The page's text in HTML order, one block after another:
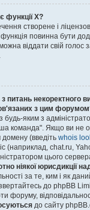
функції X?
створене і
повинна бути
віддати свій голос
питань некоректного
з цим
яким з
команда". Якщо ви не
домену (введіть whois
(наприклад, chat.ru,
цього
ніякої юрисдикції
за те, ким і як
до phpBB
форуму,
до сайту